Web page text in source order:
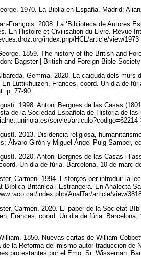
1970. La Biblia en España. Madrid:
François. 2008. La ‘Biblioteca de Autores
En Histoire et Civilisation du Livre. Revue
index.php/HCL/article/view/
1859. The history of the British and
Bagster | British and Foreign Bible
Gemma. 2020. La caiguda dels
En Luttikhuizen, Frances, coord. Un dia de
p. 77-90.
1998. Antoni Bergnes de las Casas
de la Sociedad Española de Historia de
servlet/
2013. Disidencia religiosa,
Álvaro Girón y Miguel Ángel Puig-Samper,
2020. Antoni Bergnes de las Casas i
Un dia de fúria. Barcelona, 10 de març
Carmen. 1994. Esforços per introduir la
Bíblica Britànica i Estrangera. En Analecta
index.php/AnalTar/article/view/
Carmen. 2020. El paper de la Societat
Frances, coord. Un dia de fúria.
1850. Nuevas cartas de William
de la Reforma del mismo autor traduccion
protestantes por el Emo. Sr. Wisseman.